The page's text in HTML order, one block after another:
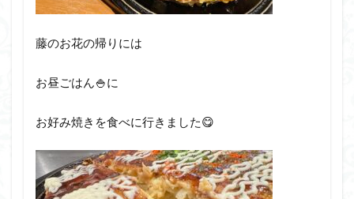
藤のお花の帰りには
お昼ごはん🍚に
お好み焼きを食べに行きました😋